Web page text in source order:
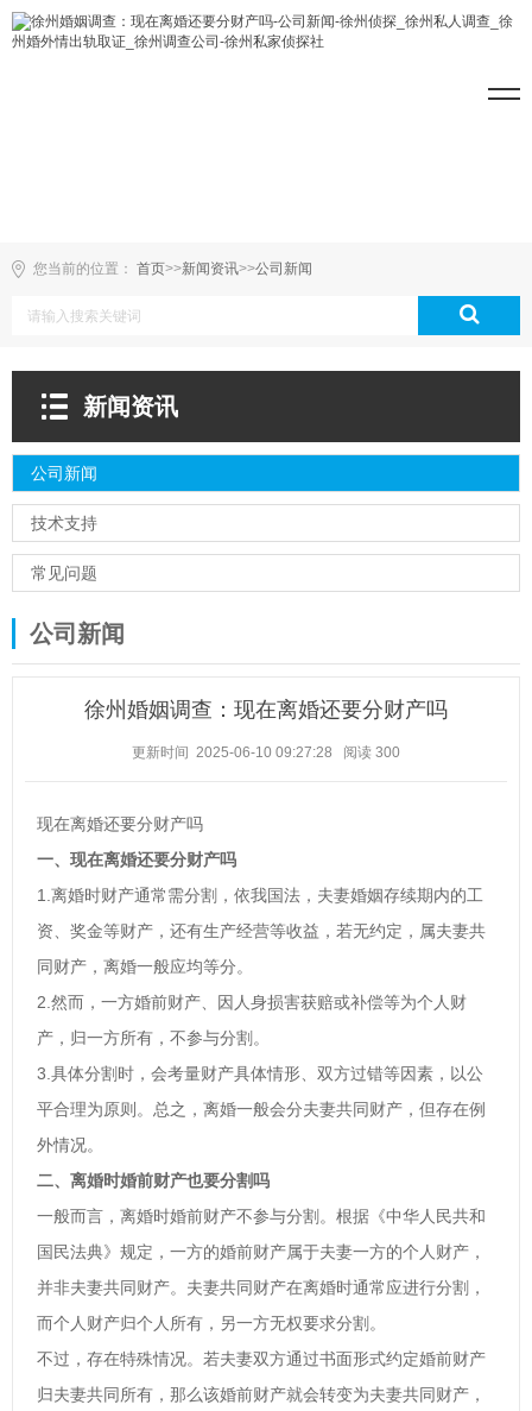
您当前的位置： 首页>>新闻资讯>>公司新闻
新闻资讯
公司新闻
技术支持
常见问题
公司新闻
徐州婚姻调查：现在离婚还要分财产吗
更新时间 2025-06-10 09:27:28 阅读 300
现在离婚还要分财产吗
一、现在离婚还要分财产吗
1.离婚时财产通常需分割，依我国法，夫妻婚姻存续期内的工
资、奖金等财产，还有生产经营等收益，若无约定，属夫妻共
同财产，离婚一般应均等分。
2.然而，一方婚前财产、因人身损害获赔或补偿等为个人财
产，归一方所有，不参与分割。
3.具体分割时，会考量财产具体情形、双方过错等因素，以公
平合理为原则。总之，离婚一般会分夫妻共同财产，但存在例
外情况。
二、离婚时婚前财产也要分割吗
一般而言，离婚时婚前财产不参与分割。根据《中华人民共和
国民法典》规定，一方的婚前财产属于夫妻一方的个人财产，
并非夫妻共同财产。夫妻共同财产在离婚时通常应进行分割，
而个人财产归个人所有，另一方无权要求分割。
不过，存在特殊情况。若夫妻双方通过书面形式约定婚前财产
归夫妻共同所有，那么该婚前财产就会转变为夫妻共同财产，